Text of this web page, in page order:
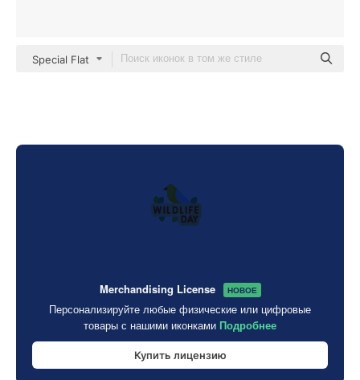
Special Flat
Merchandising License НОВОЕ
Персонализируйте любые физические или цифровые
товары с нашими иконками Подробнее
Купить лицензию